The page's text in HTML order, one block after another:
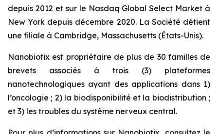
depuis 2012 et sur le Nasdaq Global Select Market à
New York depuis décembre 2020. La Société détient
une filiale à Cambridge, Massachusetts (États-Unis).
Nanobiotix est propriétaire de plus de 30 familles de
brevets associés à trois (3) plateformes
nanotechnologiques ayant des applications dans 1)
l’oncologie ; 2) la biodisponibilité et la biodistribution ;
et 3) les troubles du système nerveux central.